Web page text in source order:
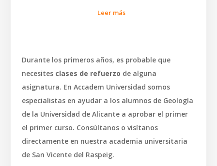
Leer más
Durante los primeros años, es probable que
necesitesclases de refuerzo de alguna
asignatura. En Accadem Universidad somos
especialistas en ayudar a los alumnos de Geología
de la Universidad de Alicante a aprobar el primer
el primer curso. Consúltanos o visítanos
directamente en nuestra academia universitaria
de San Vicente del Raspeig.